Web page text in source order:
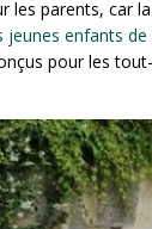
les parents, car
jeunes enfants
pour les